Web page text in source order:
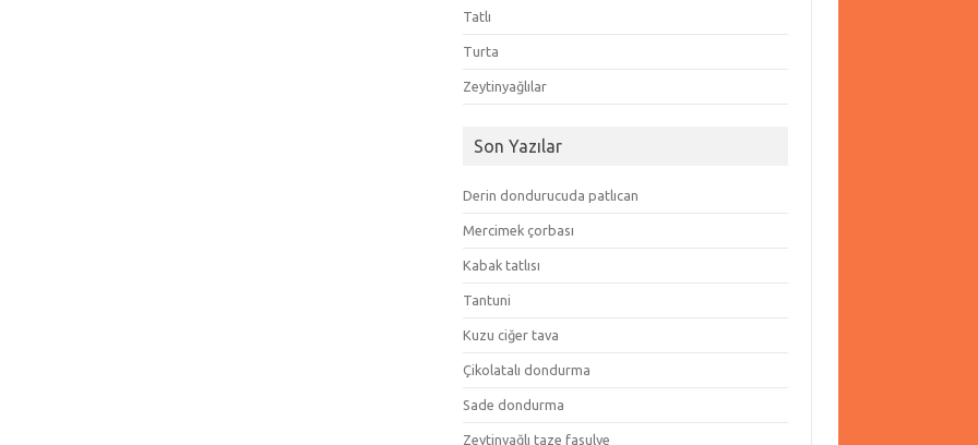
Tatlı
Turta
Zeytinyağlılar
Son Yazılar
Derin dondurucuda patlıcan
Mercimek çorbası
Kabak tatlısı
Tantuni
Kuzu ciğer tava
Çikolatalı dondurma
Sade dondurma
Zeytinyağlı taze fasulye